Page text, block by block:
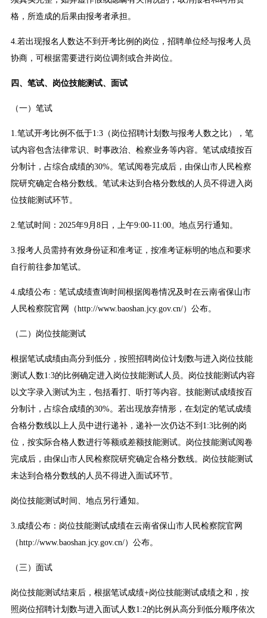
格，所造成的后果由报考者承担。
4.若出现报名人数达不到开考比例的岗位，招聘单位经与报考人员
协商，可根据需要进行岗位调剂或合并岗位。
四、笔试、岗位技能测试、面试
（一）笔试
1.笔试开考比例不低于1:3（岗位招聘计划数与报考人数之比），笔
试内容包含法律常识、时事政治、检察业务等内容。笔试成绩按百
分制计，占综合成绩的30%。笔试阅卷完成后，由保山市人民检察
院研究确定合格分数线。笔试未达到合格分数线的人员不得进入岗
位技能测试环节。
2.笔试时间：2025年9月8日，上午9:00-11:00。地点另行通知。
3.报考人员需持有效身份证和准考证，按准考证标明的地点和要求
自行前往参加笔试。
4.成绩公布：笔试成绩查询时间根据阅卷情况及时在云南省保山市
人民检察院官网（http://www.baoshan.jcy.gov.cn/）公布。
（二）岗位技能测试
根据笔试成绩由高分到低分，按照招聘岗位计划数与进入岗位技能
测试人数1:3的比例确定进入岗位技能测试人员。岗位技能测试内容
以文字录入测试为主，包括看打、听打等内容。技能测试成绩按百
分制计，占综合成绩的30%。若出现放弃情形，在划定的笔试成绩
合格分数线以上人员中进行递补，递补一次仍达不到1:3比例的岗
位，按实际合格人数进行等额或差额技能测试。岗位技能测试阅卷
完成后，由保山市人民检察院研究确定合格分数线。岗位技能测试
未达到合格分数线的人员不得进入面试环节。
岗位技能测试时间、地点另行通知。
3.成绩公布：岗位技能测试成绩在云南省保山市人民检察院官网
（http://www.baoshan.jcy.gov.cn/）公布。
（三）面试
岗位技能测试结束后，根据笔试成绩+岗位技能测试成绩之和，按
照岗位招聘计划数与进入面试人数1:2的比例从高分到低分顺序依次